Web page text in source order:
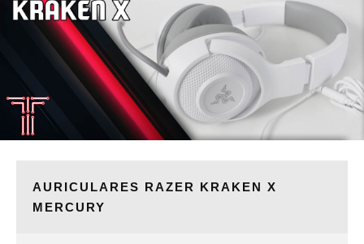
AURICULARES RAZER KRAKEN X
MERCURY